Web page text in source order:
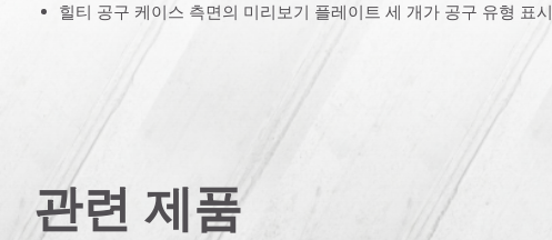
힐티 공구 케이스 측면의 미리보기 플레이트 세 개가 공구 유형 표시
관련 제품